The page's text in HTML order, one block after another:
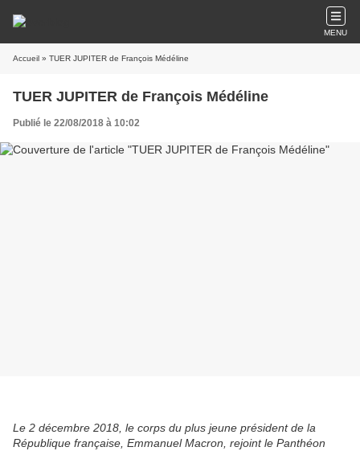
MENU
Accueil » TUER JUPITER de François Médéline
TUER JUPITER de François Médéline
Publié le 22/08/2018 à 10:02
Le 2 décembre 2018, le corps du plus jeune président de la
République française, Emmanuel Macron, rejoint le Panthéon